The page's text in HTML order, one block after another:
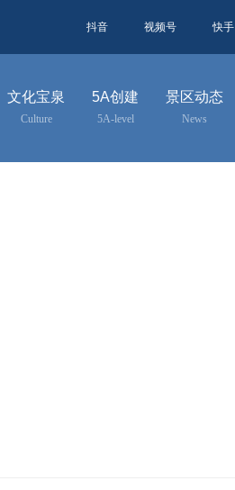
抖音 视频号 快手
文化宝泉
Culture
5A创建
5A-level
景区动态
News